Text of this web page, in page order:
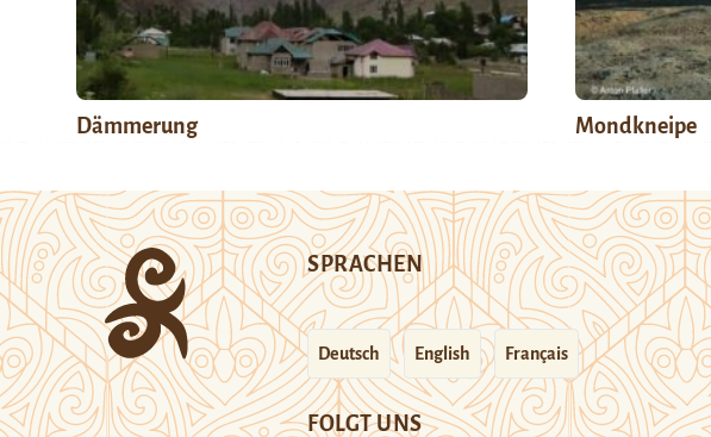
Dämmerung Mondkneipe
SPRACHEN
Deutsch English Français
FOLGT UNS